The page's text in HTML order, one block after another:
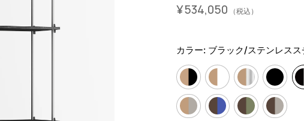
¥534,050 （税込）
カラー: ブラック/ステンレス